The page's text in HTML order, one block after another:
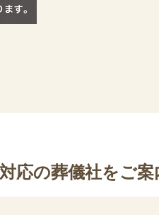
応の葬儀社をご案